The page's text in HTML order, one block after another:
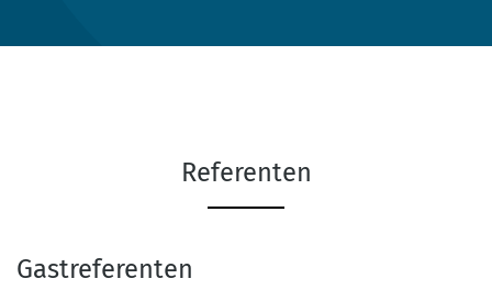
Referenten
Gastreferenten